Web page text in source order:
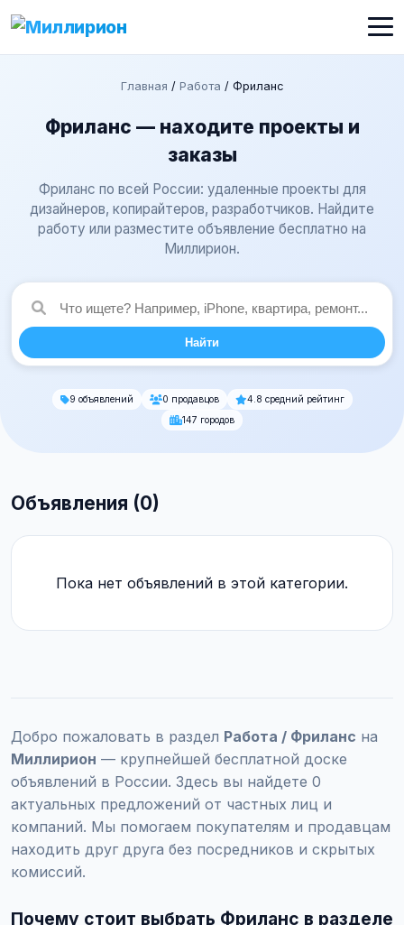
Главная / Работа / Фриланс
Фриланс — находите проекты и
заказы
Фриланс по всей России: удаленные проекты для
дизайнеров, копирайтеров, разработчиков. Найдите
работу или разместите объявление бесплатно на
Миллирион.
Найти
9 объявлений 0 продавцов
4.8 средний рейтинг
147 городов
Объявления (0)
Пока нет объявлений в этой категории.
Добро пожаловать в раздел Работа / Фриланс на
Миллирион — крупнейшей бесплатной доске
объявлений в России. Здесь вы найдете 0
актуальных предложений от частных лиц и
компаний. Мы помогаем покупателям и продавцам
находить друг друга без посредников и скрытых
комиссий.
Почему стоит выбрать Фриланс в разделе